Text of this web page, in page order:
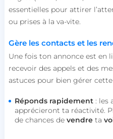
essentielles pour attirer
ou prises à la va-vite.
Gère les contacts et les
Une fois ton annonce est en
recevoir des appels et des
astuces pour bien gérer cette
Réponds rapidement: les
apprécieront ta réactivité.
de chances de vendreta